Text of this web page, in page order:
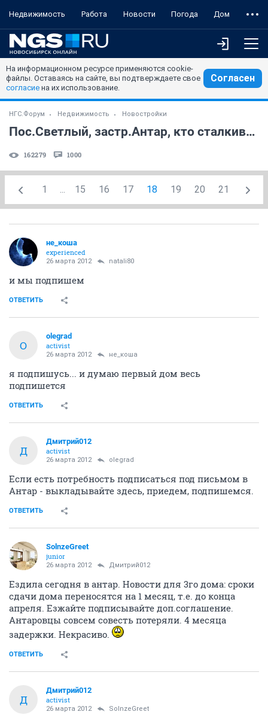
Недвижимость Работа Новости Погода Дом
На информационном ресурсе применяются cookie-
файлы. Оставаясь на сайте, вы подтверждаете свое
согласие на их использование.
Согласен
НГС.Форум Недвижимость Новостройки
Пос.Светлый, застр.Антар, кто сталкивался? (часть 2)
162279 1000
1 ... 15 16 17 18 19 20 21
не_коша
experienced
26 марта 2012 natali80
и мы подпишем
ОТВЕТИТЬ
O
olegrad
activist
26 марта 2012 не_коша
я подпишусь... и думаю первый дом весь
подпишется
ОТВЕТИТЬ
Д
Дмитрий012
activist
26 марта 2012 olegrad
Если есть потребность подписаться под письмом в
Антар - выкладывайте здесь, приедем, подпишемся.
ОТВЕТИТЬ
SolnzeGreet
junior
26 марта 2012 Дмитрий012
Ездила сегодня в антар. Новости для 3го дома: сроки
сдачи дома переносятся на 1 месяц, т.е. до конца
апреля. Езжайте подписывайте доп.соглашение.
Антаровцы совсем совесть потеряли. 4 месяца
задержки. Некрасиво.
ОТВЕТИТЬ
Д
Дмитрий012
activist
26 марта 2012 SolnzeGreet